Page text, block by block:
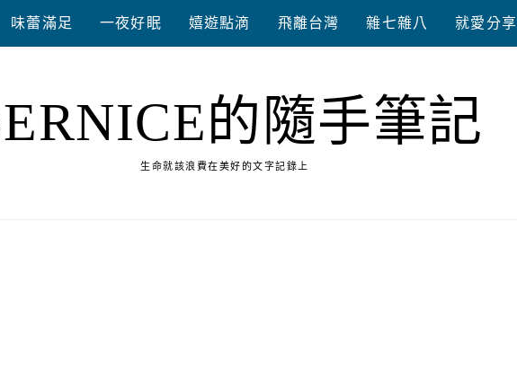
味蕾滿足 一夜好眠 嬉遊點滴 飛離台灣 雜七雜八 就愛分享
的隨手筆記
生命就該浪費在美好的文字記錄上